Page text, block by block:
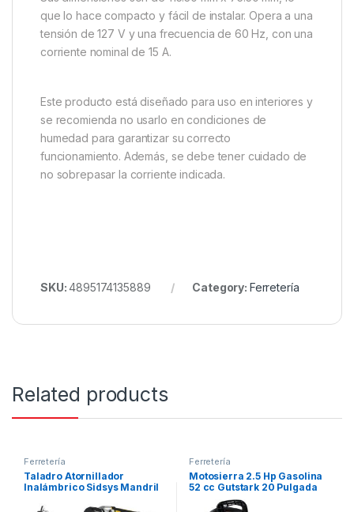
que lo hace compacto y fácil de instalar. Opera a una
tensión de 127 V y una frecuencia de 60 Hz, con una
corriente nominal de 15 A.
Este producto está diseñado para uso en interiores y
se recomienda no usarlo en condiciones de
humedad para garantizar su correcto
funcionamiento. Además, se debe tener cuidado de
no sobrepasar la corriente indicada.
SKU:4895174135889 Category: Ferretería
Related products
Ferretería
Taladro Atornillador
Inalámbrico Sidsys Mandril
Ferretería
Motosierra 2.5 Hp Gasolina
52 cc Gutstark 20 Pulgada
Barra Espada